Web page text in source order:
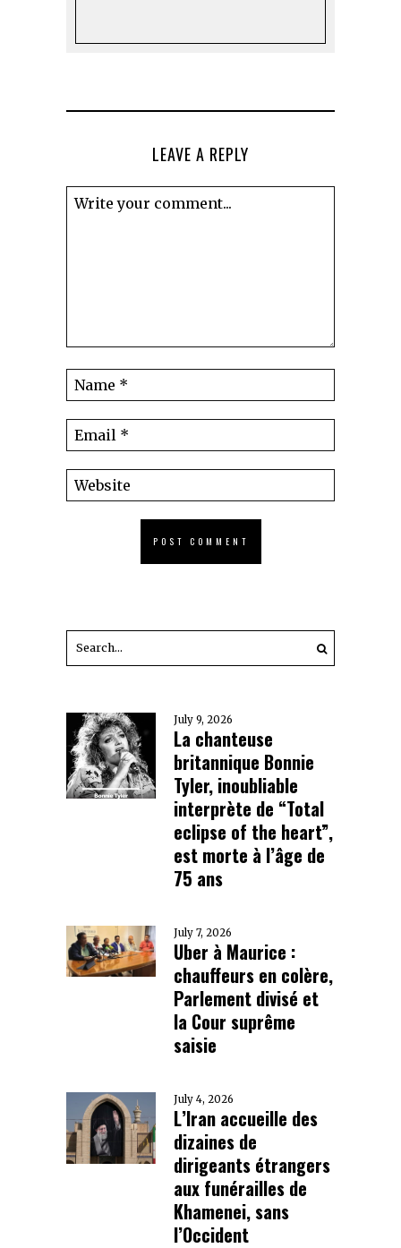
LEAVE A REPLY
July 9, 2026
La chanteuse
britannique Bonnie
Tyler, inoubliable
interprète de “Total
eclipse of the heart”,
est morte à l’âge de
75 ans
July 7, 2026
Uber à Maurice :
chauffeurs en colère,
Parlement divisé et
la Cour suprême
saisie
July 4, 2026
L’Iran accueille des
dizaines de
dirigeants étrangers
aux funérailles de
Khamenei, sans
l’Occident